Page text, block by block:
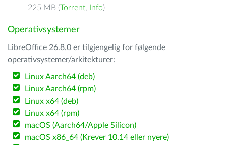
225 MB (Torrent, Info)
Operativsystemer
LibreOffice 26.8.0 er tilgjengelig for følgende
operativsystemer/arkitekturer:
Linux Aarch64 (deb)
Linux Aarch64 (rpm)
Linux x64 (deb)
Linux x64 (rpm)
macOS (Aarch64/Apple Silicon)
macOS x86_64 (Krever 10.14 eller nyere)